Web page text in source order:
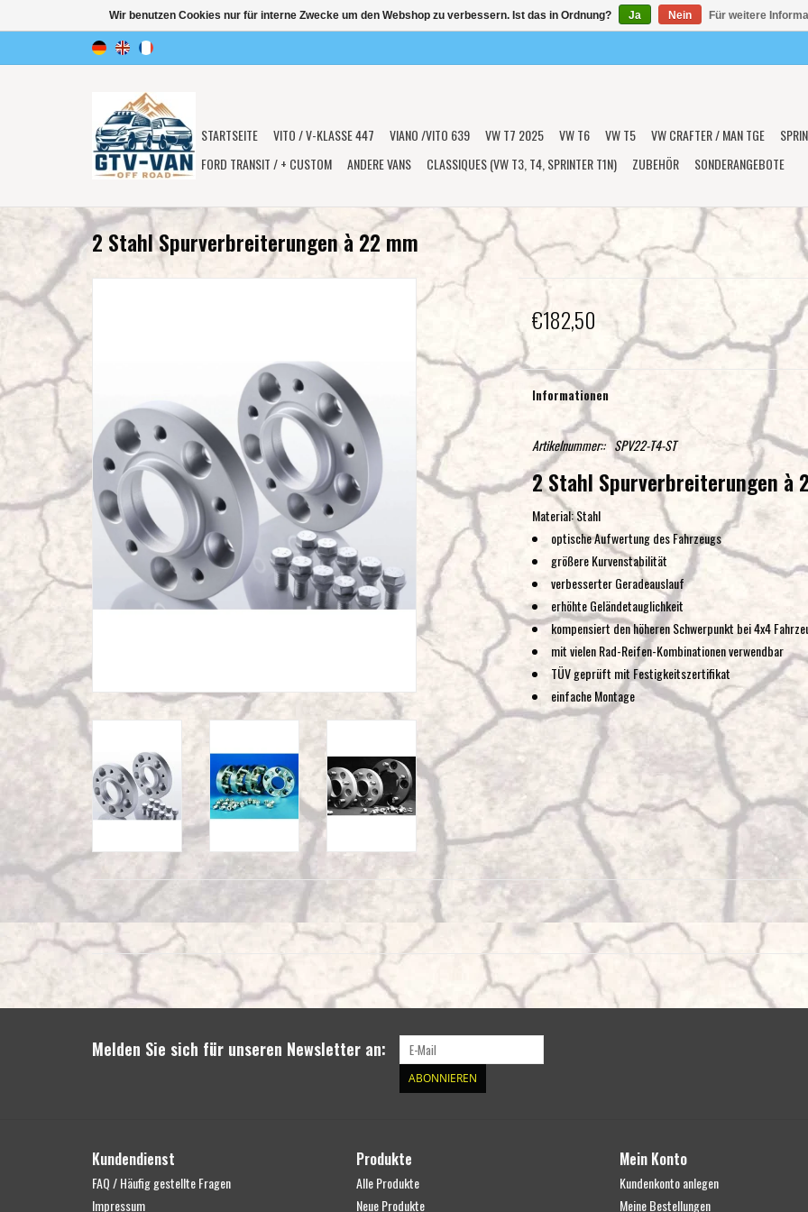
STARTSEITE VITO / V-KLASSE 447 VIANO /VITO 639 VW T7 2025 VW T6 VW T5 VW CRAFTER / MAN TGE
FORD TRANSIT / + CUSTOM
ANDERE VANS CLASSIQUES (VW T3, T4, SPRINTER T1N) ZUBEHÖR SONDERANGEBOTE
2 Stahl Spurverbreiterungen à 22 mm
€182,50
Informationen
Artikelnummer:: SPV22-T4-ST
2 Stahl Spurverbreiterungen à
Material: Stahl
optische Aufwertung des Fahrzeugs
größere Kurvenstabilität
verbesserter Geradeauslauf
erhöhte Geländetauglichkeit
kompensiert den höheren Schwerpunkt bei 4x4
mit vielen Rad-Reifen-Kombinationen verwendbar
TÜV geprüft mit Festigkeitszertifikat
einfache Montage
Melden Sie sich für unseren Newsletter an:
ABONNIEREN
Kundendienst
FAQ / Häufig gestellte Fragen
Impressum
Produkte
Alle Produkte
Neue Produkte
Mein Konto
Kundenkonto anlegen
Meine Bestellungen
Wir benutzen Cookies nur für interne Zwecke um den Webshop zu verbessern. Ist das in Ordnung? Ja Nein Für weitere